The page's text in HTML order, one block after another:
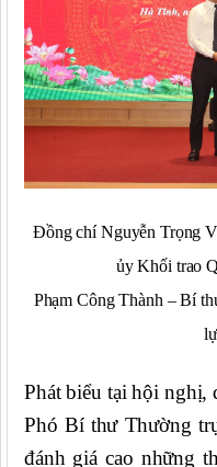
Đồng chí Nguyễn Trọng
ủy Khối trao
Phạm Công Thành – Bí
Phát biểu tạihội nghị,
Phó Bí thư Thường
đánh giá cao những